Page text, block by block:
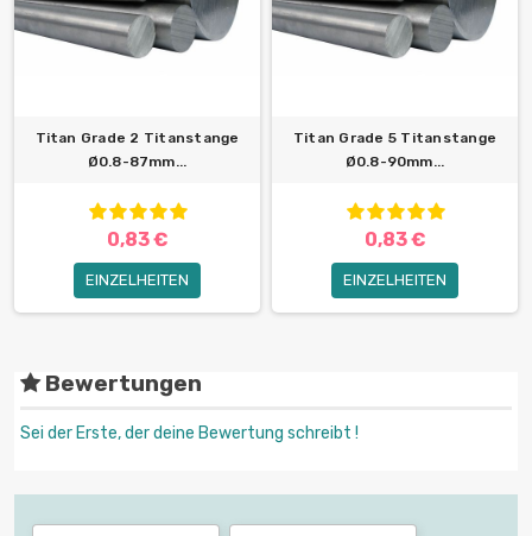
Titan Grade 2 Titanstange
Ø0.8-87mm...
0,83 €
EINZELHEITEN
Titan Grade 5 Titanstange
Ø0.8-90mm...
0,83 €
EINZELHEITEN
Bewertungen
Sei der Erste, der deine Bewertung schreibt !